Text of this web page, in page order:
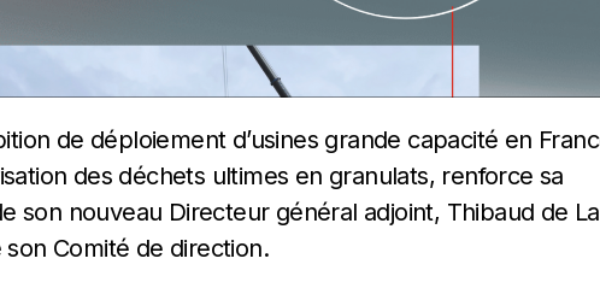
des déchets ultimes en granulats, renforce sa
son nouveau Directeur général adjoint, Thibaud de La
Comité de direction.